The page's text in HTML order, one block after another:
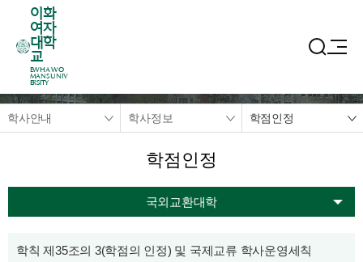
이화
여자
대학
교
EWHA WO
MANS UNIV
ERSITY
학사안내 학사정보 학점인정
학점인정
국외교환대학
학칙 제35조의 3(학점의 인정) 및 국제교류 학사운영세칙